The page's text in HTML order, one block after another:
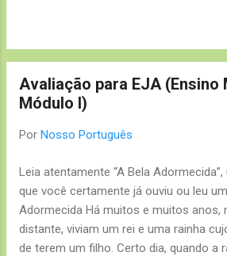
Avaliação para EJA (Ensino
Módulo I)
Por Nosso Português
Leia atentamente “A Bela
que você certamente já ouviu ou leu
Adormecida Há muitos e muitos anos,
distante, viviam um rei e uma rainha
de terem um filho. Certo dia, quando a